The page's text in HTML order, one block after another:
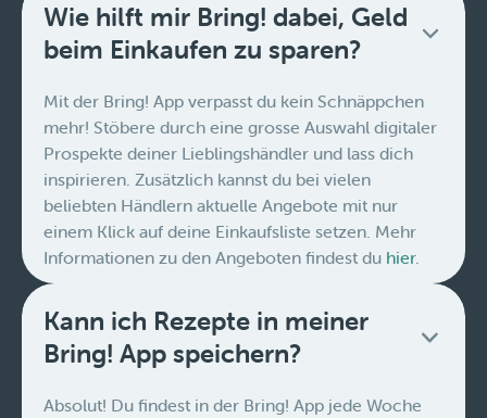
Wie hilft mir Bring! dabei, Geld
beim Einkaufen zu sparen?
Mit der Bring! App verpasst du kein Schnäppchen
mehr! Stöbere durch eine grosse Auswahl digitaler
Prospekte deiner Lieblingshändler und lass dich
inspirieren. Zusätzlich kannst du bei vielen
beliebten Händlern aktuelle Angebote mit nur
einem Klick auf deine Einkaufsliste setzen. Mehr
Informationen zu den Angeboten findest du hier.
Kann ich Rezepte in meiner
Bring! App speichern?
Absolut! Du findest in der Bring! App jede Woche